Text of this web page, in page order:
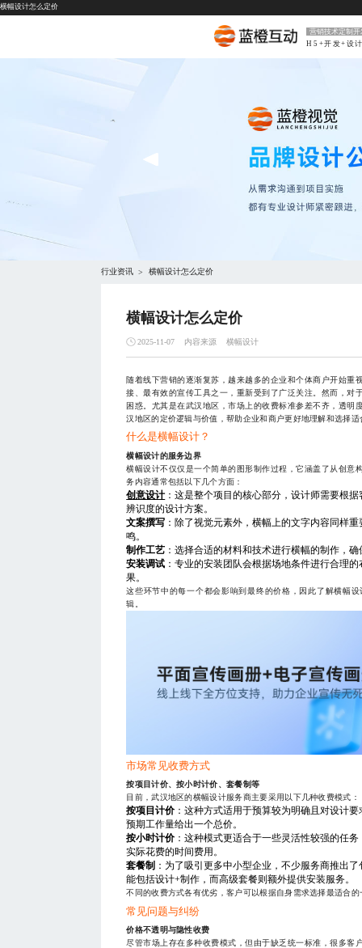
横幅设计怎么定价
营销技术定制开
H5+开发+设
行业资讯 > 横幅设计怎么定价
横幅设计怎么定价
2025-11-07 内容来源 横幅设计
随着线下营销的逐渐复苏，越来越多的企业和个体商户开始重
接、最有效的宣传工具之一，重新受到了广泛关注。然而，对
困惑。尤其是在武汉地区，市场上的收费标准参差不齐，透明
汉地区的定价逻辑与价值，帮助企业和商户更好地理解和选择
什么是横幅设计？
横幅设计的服务边界
横幅设计不仅仅是一个简单的图形制作过程，它涵盖了从创意
务内容通常包括以下几个方面：
创意设计 ：这是整个项目的核心部分，设计师需要根
辨识度的设计方案。
文案撰写 ：除了视觉元素外，横幅上的文字内容同样
鸣。
制作工艺 ：选择合适的材料和技术进行横幅的制作，
安装调试 ：专业的安装团队会根据场地条件进行合理
果。
这些环节中的每一个都会影响到最终的价格，因此了解横幅
辑。
市场常见收费方式
按项目计价、按小时计价、套餐制等
目前，武汉地区的横幅设计服务商主要采用以下几种收费模式：
按项目计价：这种方式适用于预算较为明确且对设计
预期工作量给出一个总价。
按小时计价：这种模式更适合于一些灵活性较强的任
实际花费的时间费用。
套餐制 ：为了吸引更多中小型企业，不少服务商推出
能包括设计+制作，而高级套餐则额外提供安装服务。
不同的收费方式各有优劣，客户可以根据自身需求选择最适合的
常见问题与纠纷
价格不透明与隐性收费
尽管市场上存在多种收费模式，但由于缺乏统一标准，很多客